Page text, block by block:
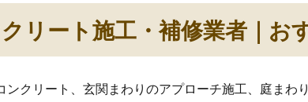
リート施工・補修業者｜お
ンクリート、玄関まわりのアプローチ施工、庭まわ